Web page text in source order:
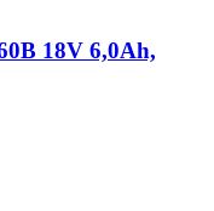
18V 6,0Ah,